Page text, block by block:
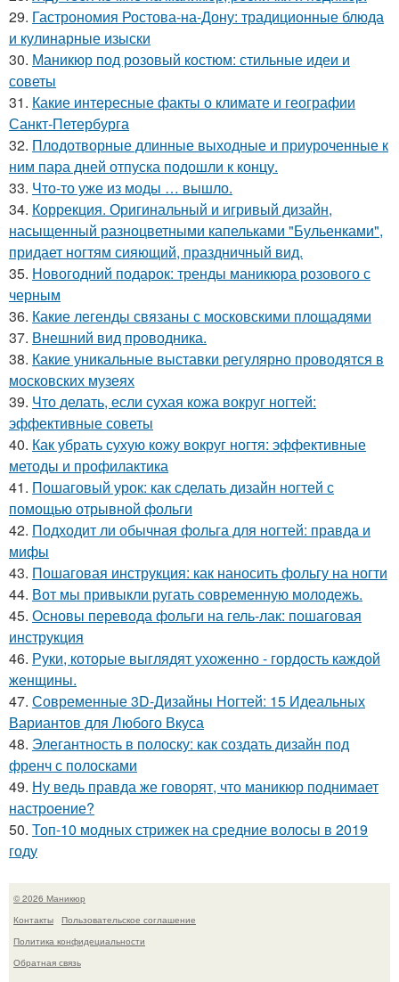
29. Гастрономия Ростова-на-Дону: традиционные блюда
и кулинарные изыски
30. Маникюр под розовый костюм: стильные идеи и
советы
31. Какие интересные факты о климате и географии
Санкт-Петербурга
32. Плодотворные длинные выходные и приуроченные к
ним пара дней отпуска подошли к концу.
33. Что-то уже из моды … вышло.
34. Коррекция. Оригинальный и игривый дизайн,
насыщенный разноцветными капельками "Бульенками",
придает ногтям сияющий, праздничный вид.
35. Новогодний подарок: тренды маникюра розового с
черным
36. Какие легенды связаны с московскими площадями
37. Внешний вид проводника.
38. Какие уникальные выставки регулярно проводятся в
московских музеях
39. Что делать, если сухая кожа вокруг ногтей:
эффективные советы
40. Как убрать сухую кожу вокруг ногтя: эффективные
методы и профилактика
41. Пошаговый урок: как сделать дизайн ногтей с
помощью отрывной фольги
42. Подходит ли обычная фольга для ногтей: правда и
мифы
43. Пошаговая инструкция: как наносить фольгу на ногти
44. Вот мы привыкли ругать современную молодежь.
45. Основы перевода фольги на гель-лак: пошаговая
инструкция
46. Руки, которые выглядят ухоженно - гордость каждой
женщины.
47. Современные 3D-Дизайны Ногтей: 15 Идеальных
Вариантов для Любого Вкуса
48. Элегантность в полоску: как создать дизайн под
френч с полосками
49. Ну ведь правда же говорят, что маникюр поднимает
настроение?
50. Топ-10 модных стрижек на средние волосы в 2019
году
© 2026 Маникюр
Контакты
Пользовательское соглашение
Политика конфидециальности
Обратная связь